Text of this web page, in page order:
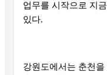
업무를 시작으로 지
있다.
강원도에서는 춘천